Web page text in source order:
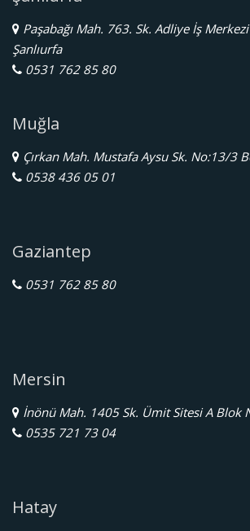
Paşabağı Mah. 763. Sk. Adliye İş
Şanlıurfa
0531 762 85 80
Muğla
Çırkan Mah. Mustafa Aysu Sk. No:13/3
0538 436 05 01
Gaziantep
0531 762 85 80
Mersin
İnönü Mah. 1405 Sk. Ümit Sitesi A Blok
0535 721 73 04
Hatay